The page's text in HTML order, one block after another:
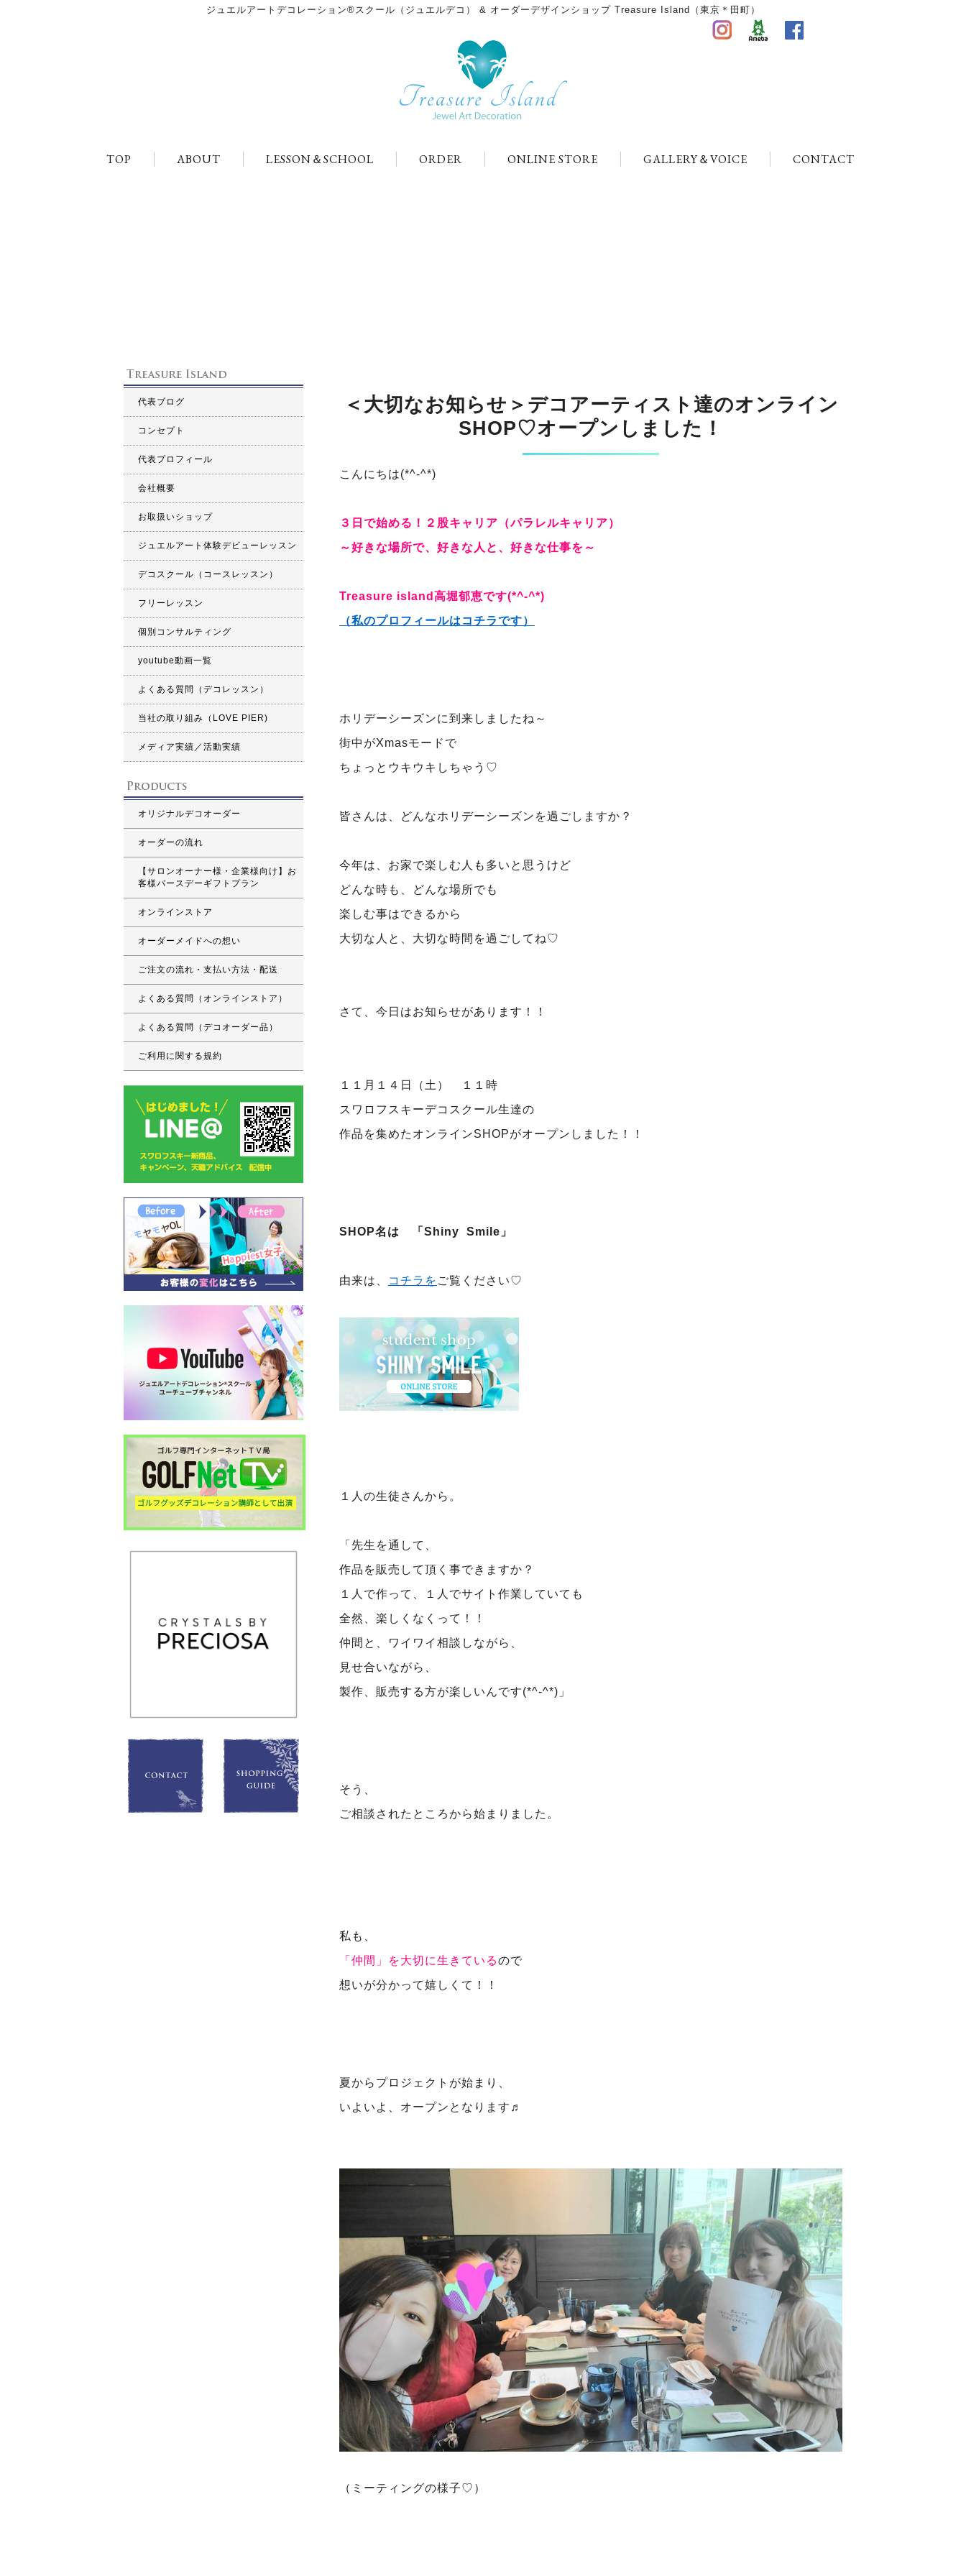
ジュエルアートデコレーション®スクール（ジュエルデコ） & オーダーデザインショップ Treasure Island（東京＊田町）
TOP ABOUT LESSON＆SCHOOL ORDER ONLINE STORE GALLERY＆VOICE CONTACT
代表ブログ
コンセプト
代表プロフィール
会社概要
お取扱いショップ
ジュエルアート体験デビューレッスン
デコスクール（コースレッスン）
フリーレッスン
個別コンサルティング
youtube動画一覧
よくある質問（デコレッスン）
当社の取り組み（LOVE PIER)
メディア実績／活動実績
オリジナルデコオーダー
オーダーの流れ
【サロンオーナー様・企業様向け】お
客様バースデーギフトプラン
オンラインストア
オーダーメイドへの想い
ご注文の流れ・支払い方法・配送
よくある質問（オンラインストア）
よくある質問（デコオーダー品）
ご利用に関する規約
＜大切なお知らせ＞デコアーティスト達のオンライン
SHOP♡オープンしました！
こんにちは(*^-^*)
３日で始める！２股キャリア（パラレルキャリア）
～好きな場所で、好きな人と、好きな仕事を～
Treasure island高堀郁恵です(*^-^*)
（私のプロフィールはコチラです）
ホリデーシーズンに到来しましたね～
街中がXmasモードで
ちょっとウキウキしちゃう♡
皆さんは、どんなホリデーシーズンを過ごしますか？
今年は、お家で楽しむ人も多いと思うけど
どんな時も、どんな場所でも
楽しむ事はできるから
大切な人と、大切な時間を過ごしてね♡
さて、今日はお知らせがあります！！
１１月１４日（土） １１時
スワロフスキーデコスクール生達の
作品を集めたオンラインSHOPがオープンしました！！
SHOP名は 「Shiny Smile」
由来は、 コチラを ご覧ください♡
１人の生徒さんから。
「先生を通して、
作品を販売して頂く事できますか？
１人で作って、１人でサイト作業していても
全然、楽しくなくって！！
仲間と、ワイワイ相談しながら、
見せ合いながら、
製作、販売する方が楽しいんです(*^-^*)」
そう、
ご相談されたところから始まりました。
私も、
「仲間」を大切に生きているので
想いが分かって嬉しくて！！
夏からプロジェクトが始まり、
いよいよ、オープンとなります♬
（ミーティングの様子♡）